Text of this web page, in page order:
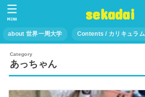
sekadai
about 世界一周大学 Contents / カリキュラム
MENU
あっちゃん